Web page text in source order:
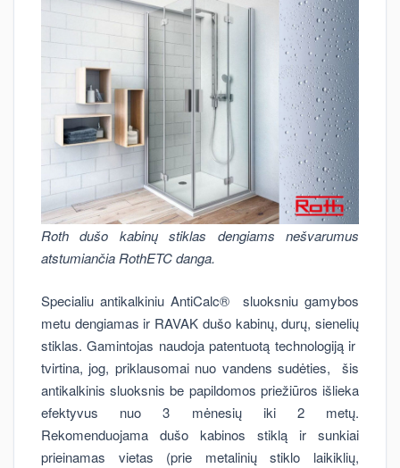
Roth dušo kabinų stiklas dengiams nešvarumus
atstumiančia RothETC danga.
Specialiu antikalkiniu AntiCalc® sluoksniu gamybos
metu dengiamas ir RAVAK dušo kabinų, durų, sienelių
stiklas. Gamintojas naudoja patentuotą technologiją ir
tvirtina, jog, priklausomai nuo vandens sudėties, šis
antikalkinis sluoksnis be papildomos priežiūros išlieka
efektyvus nuo 3 mėnesių iki 2 metų.
Rekomenduojama dušo kabinos stiklą ir sunkiai
prieinamas vietas (prie metalinių stiklo laikiklių,